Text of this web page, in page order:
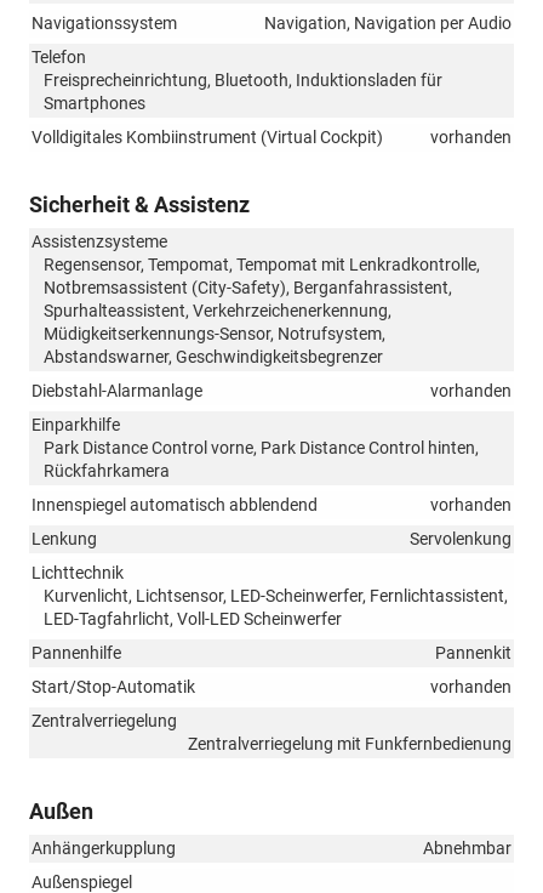
Navigationssystem
Navigation, Navigation per Audio
Telefon
Freisprecheinrichtung, Bluetooth, Induktionsladen für
Smartphones
Volldigitales Kombiinstrument (Virtual Cockpit)
vorhanden
Sicherheit & Assistenz
Assistenzsysteme
Regensensor, Tempomat, Tempomat mit Lenkradkontrolle,
Notbremsassistent (City-Safety), Berganfahrassistent,
Spurhalteassistent, Verkehrzeichenerkennung,
Müdigkeitserkennungs-Sensor, Notrufsystem,
Abstandswarner, Geschwindigkeitsbegrenzer
Diebstahl-Alarmanlage
vorhanden
Einparkhilfe
Park Distance Control vorne, Park Distance Control hinten,
Rückfahrkamera
Innenspiegel automatisch abblendend
vorhanden
Lenkung
Servolenkung
Lichttechnik
Kurvenlicht, Lichtsensor, LED-Scheinwerfer, Fernlichtassistent,
LED-Tagfahrlicht, Voll-LED Scheinwerfer
Pannenhilfe
Pannenkit
Start/Stop-Automatik
vorhanden
Zentralverriegelung
Zentralverriegelung mit Funkfernbedienung
Außen
Anhängerkupplung
Abnehmbar
Außenspiegel